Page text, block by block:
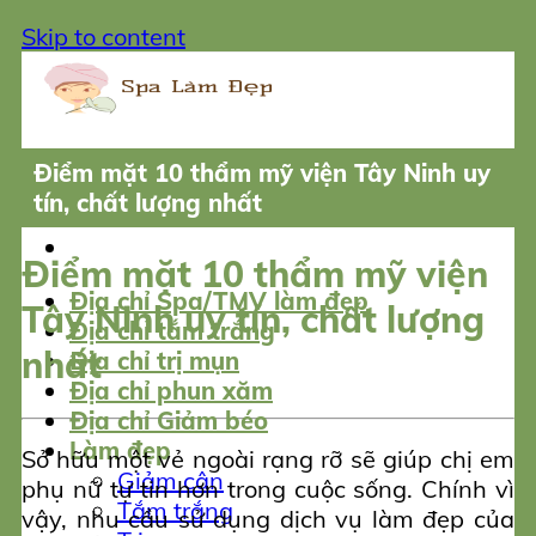
Skip to content
Địa chỉ Spa/TMV làm đẹp
Địa chỉ tắm trắng
Địa chỉ trị mụn
Địa chỉ phun xăm
Địa chỉ Giảm béo
Làm đẹp
Giảm cân
Tắm trắng
Điểm mặt 10 thẩm mỹ viện Tây Ninh uy
tín, chất lượng nhất
Điểm mặt 10 thẩm mỹ viện
Tây Ninh uy tín, chất lượng
nhất
Sở hữu một vẻ ngoài rạng rỡ sẽ giúp chị em
phụ nữ tự tin hơn trong cuộc sống. Chính vì
vậy, nhu cầu sử dụng dịch vụ làm đẹp của